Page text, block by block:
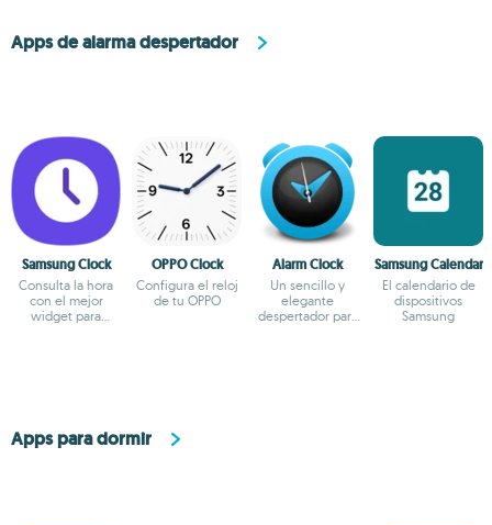
Apps de alarma despertador
Samsung Clock
Consulta la hora
con el mejor
widget para
OPPO Clock
Configura el reloj
de tu OPPO
Alarm Clock
Un sencillo y
elegante
despertador para
Samsung Calendar
El calendario de
dispositivos
Samsung
Apps para dormir